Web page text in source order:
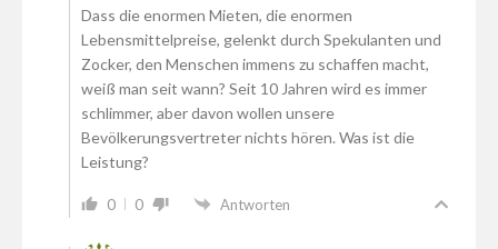
Dass die enormen Mieten, die enormen
Lebensmittelpreise, gelenkt durch Spekulanten und
Zocker, den Menschen immens zu schaffen macht,
weiß man seit wann? Seit 10 Jahren wird es immer
schlimmer, aber davon wollen unsere
Bevölkerungsvertreter nichts hören. Was ist die
Leistung?
0 0 Antworten